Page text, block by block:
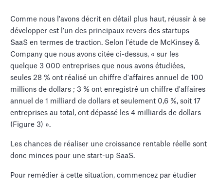
Comme nous l'avons décrit en détail plus haut, réussir à se
développer est l'un des principaux revers des startups
SaaS en termes de traction. Selon l'étude de McKinsey &
Company que nous avons citée ci-dessus, « sur les
quelque 3 000 entreprises que nous avons étudiées,
seules 28 % ont réalisé un chiffre d'affaires annuel de 100
millions de dollars ; 3 % ont enregistré un chiffre d'affaires
annuel de 1 milliard de dollars et seulement 0,6 %, soit 17
entreprises au total, ont dépassé les 4 milliards de dollars
(Figure 3) ».
Les chances de réaliser une croissance rentable réelle sont
donc minces pour une start-up SaaS.
Pour remédier à cette situation, commencez par étudier